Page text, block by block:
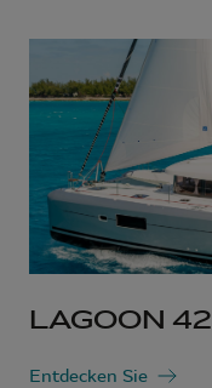
LAGOON 42
Entdecken Sie